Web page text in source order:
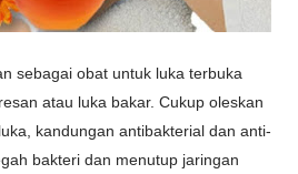
sebagai obat untuk luka terbuka
atau luka bakar. Cukup oleskan
kandungan antibakterial dan anti-
bakteri dan menutup jaringan